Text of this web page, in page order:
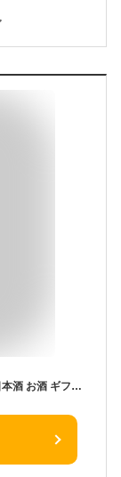
越の誉 大吟醸 彩 1800ml 原酒造 日本酒 日本酒 お酒 ギフト プレゼント 贈答 贈り物 おすすめ 新潟 熱燗 冷酒 辛口 甘口 お中元 お歳暮 正月 父の日 有名 限定 話題 人気 旨い 美味しい ランキング